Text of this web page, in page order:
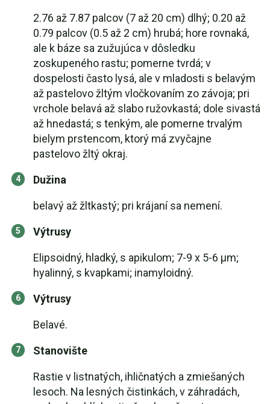
2.76 až 7.87 palcov (7 až 20 cm) dlhý; 0.20 až
0.79 palcov (0.5 až 2 cm) hrubá; hore rovnaká,
ale k báze sa zužujúca v dôsledku
zoskupeného rastu; pomerne tvrdá; v
dospelosti často lysá, ale v mladosti s belavým
až pastelovo žltým vločkovaním zo závoja; pri
vrchole belavá až slabo ružovkastá; dole sivastá
až hnedastá; s tenkým, ale pomerne trvalým
bielym prstencom, ktorý má zvyčajne
pastelovo žltý okraj.
Dužina
belavý až žltkastý; pri krájaní sa nemení.
Výtrusy
Elipsoidný, hladký, s apikulom; 7-9 x 5-6 μm;
hyalinný, s kvapkami; inamyloidný.
Výtrusy
Belavé.
Stanovište
Rastie v listnatých, ihličnatých a zmiešaných
lesoch. Na lesných čistinkách, v záhradách,